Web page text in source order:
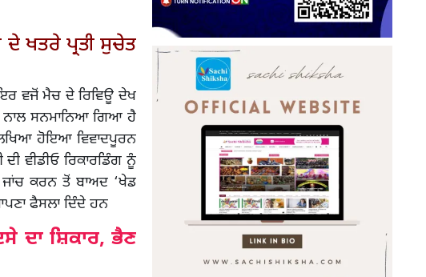
ਦੇ ਖਤਰੇ ਪ੍ਰਤੀ ਸੁਚੇਤ
ਵਜੋਂ ਮੈਚ ਦੇ ਰਿਵਿਊ ਦੇਖ
ਨਾਲ ਸਨਮਾਨਿਆ ਗਿਆ ਹੈ
ਹੋਇਆ ਵਿਵਾਦਪੂਰਨ
ਵੀਡੀਓ ਰਿਕਾਰਡਿੰਗ ਨੂੰ
ਕਰਨ ਤੋਂ ਬਾਅਦ ‘ਖੇਡ
ਫੈਸਲਾ ਦਿੰਦੇ ਹਨ
ਦਾ ਸ਼ਿਕਾਰ, ਭੈਣ